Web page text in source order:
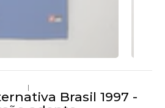
|
Brasil 1997 -